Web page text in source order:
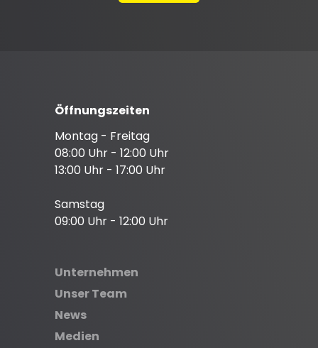
Öffnungszeiten
Montag - Freitag
08:00 Uhr - 12:00 Uhr
13:00 Uhr - 17:00 Uhr
Samstag
09:00 Uhr - 12:00 Uhr
Unternehmen
Unser Team
News
Medien